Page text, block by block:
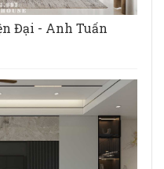
Đại - Anh Tuấn